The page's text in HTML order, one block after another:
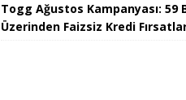
Togg Ağustos Kampanyası: 59
Üzerinden Faizsiz Kredi